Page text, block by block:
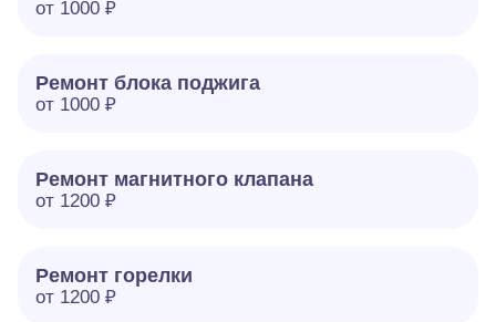
от 1000 ₽
Ремонт блока поджига
от 1000 ₽
Ремонт магнитного клапана
от 1200 ₽
Ремонт горелки
от 1200 ₽